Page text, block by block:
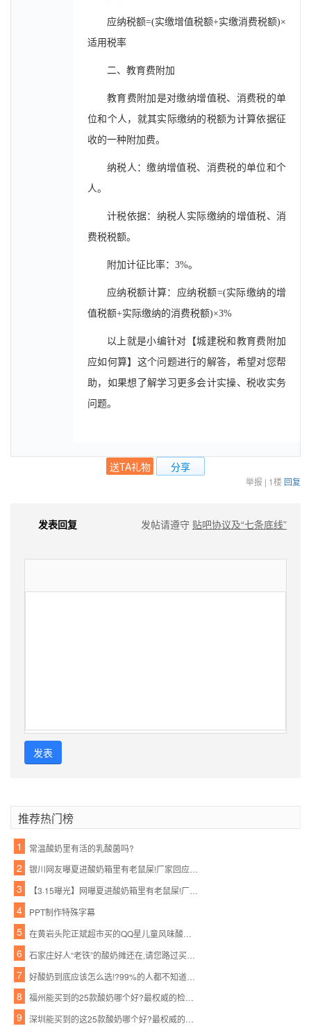
应纳税额=(实缴增值税额+实缴消费税额)×
适用税率
二、教育费附加
教育费附加是对缴纳增值税、消费税的单
位和个人，就其实际缴纳的税额为计算依据征
收的一种附加费。
纳税人：缴纳增值税、消费税的单位和个
人。
计税依据：纳税人实际缴纳的增值税、消
费税税额。
附加计征比率：3%。
应纳税额计算：应纳税额=(实际缴纳的增
值税额+实际缴纳的消费税额)×3%
以上就是小编针对【城建税和教育费附加
应如何算】这个问题进行的解答，希望对您帮
助，如果想了解学习更多会计实操、税收实务
问题。
送TA礼物 分享
举报 | 1楼 回复
发表回复 发帖请遵守 贴吧协议及“七条底线”
发表
推荐热门榜
1 常温酸奶里有活的乳酸菌吗?
2 银川网友曝夏进酸奶箱里有老鼠屎!厂家回应失误了?
3
4 PPT制作特殊字幕
5
6
7
8 福州能买到的25款酸奶哪个好?最权威的检测来了!结果你想不到……
9